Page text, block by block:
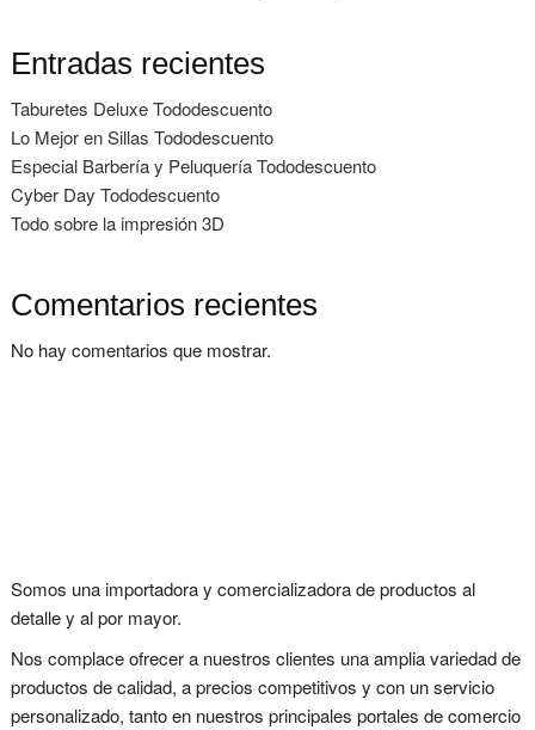
Entradas recientes
Taburetes Deluxe Tododescuento
Lo Mejor en Sillas Tododescuento
Especial Barbería y Peluquería Tododescuento
Cyber Day Tododescuento
Todo sobre la impresión 3D
Comentarios recientes
No hay comentarios que mostrar.
Somos una importadora y comercializadora de productos al
detalle y al por mayor.
Nos complace ofrecer a nuestros clientes una amplia variedad de
productos de calidad, a precios competitivos y con un servicio
personalizado, tanto en nuestros principales portales de comercio